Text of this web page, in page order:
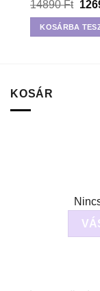
14890Ft
KOSÁRBA
KOSÁR